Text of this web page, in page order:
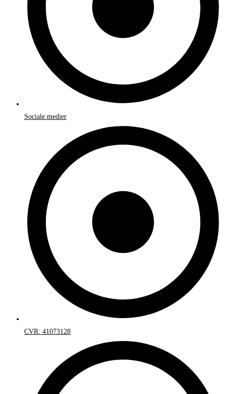
Sociale medier
CVR: 41073128